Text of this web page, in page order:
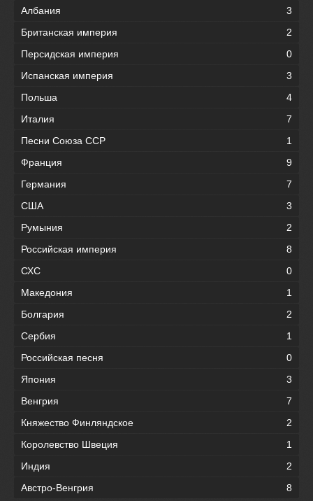
Албания
3
Британская империя
2
Персидская империя
0
Испанская империя
3
Польша
4
Италия
7
Песни Союза ССР
1
Франция
9
Германия
7
США
3
Румыния
2
Российская империя
8
СХС
0
Македония
1
Болгария
2
Сербия
1
Российская песня
0
Япония
3
Венгрия
7
Княжество Финляндское
2
Королевство Швеция
1
Индия
2
Австро-Венгрия
8